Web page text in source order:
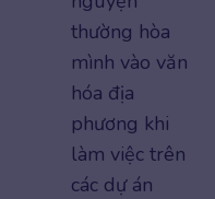
thường hòa
mình vào văn
hóa địa
phương khi
làm việc trên
các dự án